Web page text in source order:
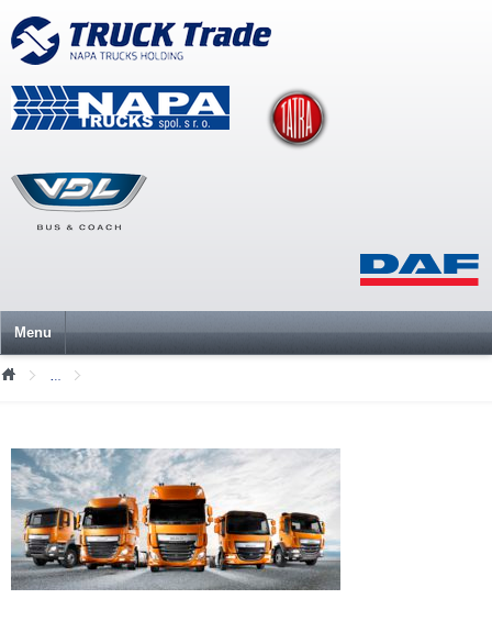
Menu
Mediální soubory